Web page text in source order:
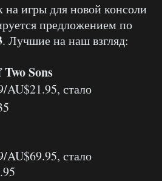
на игры для новой консоли
предложением по
. Лучшие на наш взгляд:
Sons
AU$21.95, стало
AU$69.95, стало